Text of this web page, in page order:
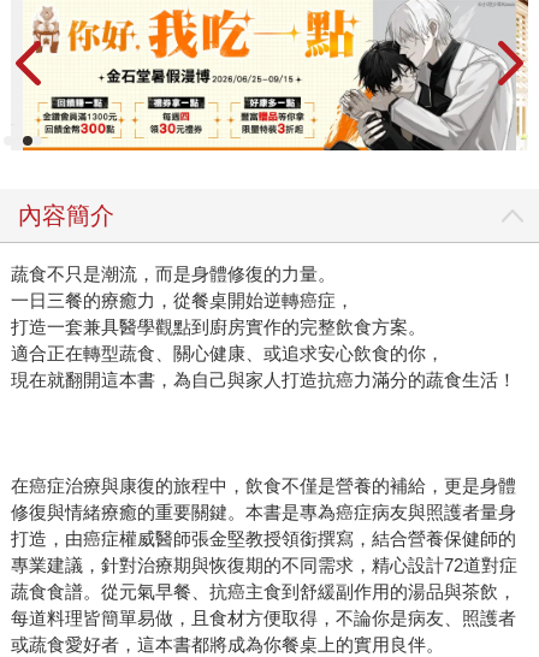
內容簡介
蔬食不只是潮流，而是身體修復的力量。
一日三餐的療癒力，從餐桌開始逆轉癌症，
打造一套兼具醫學觀點到廚房實作的完整飲食方案。
適合正在轉型蔬食、關心健康、或追求安心飲食的你，
現在就翻開這本書，為自己與家人打造抗癌力滿分的蔬食生活！
在癌症治療與康復的旅程中，飲食不僅是營養的補給，更是身體
修復與情緒療癒的重要關鍵。本書是專為癌症病友與照護者量身
打造，由癌症權威醫師張金堅教授領銜撰寫，結合營養保健師的
專業建議，針對治療期與恢復期的不同需求，精心設計72道對症
蔬食食譜。從元氣早餐、抗癌主食到舒緩副作用的湯品與茶飲，
每道料理皆簡單易做，且食材方便取得，不論你是病友、照護者
或蔬食愛好者，這本書都將成為你餐桌上的實用良伴。